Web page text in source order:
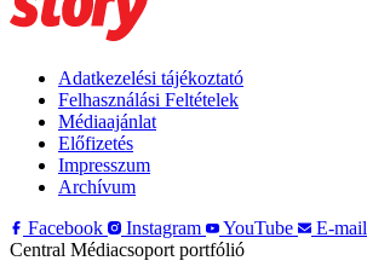
Adatkezelési tájékoztató
Felhasználási Feltételek
Médiaajánlat
Előfizetés
Impresszum
Archívum
Facebook
Instagram YouTube
E-mail
Central Médiacsoport portfólió